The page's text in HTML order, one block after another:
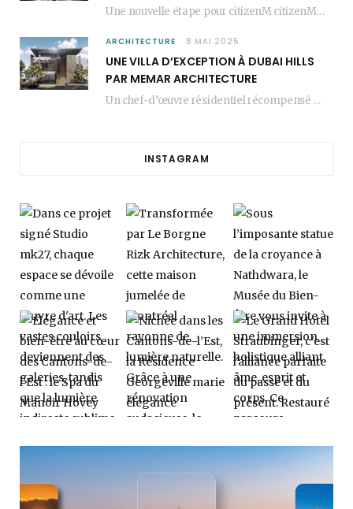
Une nouvelle étape pour citizenM citizenM racheté par Marriott, c’est une annonce qui marque un…
ARCHITECTURE 8 MAI 2025
UNE VILLA D’EXCEPTION À DUBAI HILLS
PAR MEMAR ARCHITECTURE
Un chef-d’œuvre résidentiel récompensé MEMAR Architecture, agence renommée basée à Dubaï, présente aujourd’hui sa dernière…
INSTAGRAM